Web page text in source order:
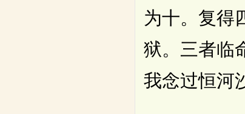
为十。复得
狱。三者临
我念过恒河